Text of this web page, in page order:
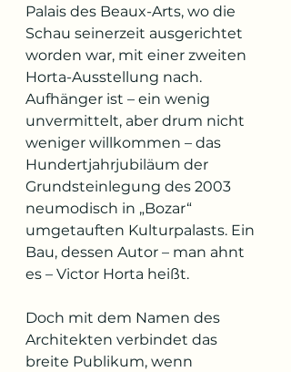
Palais des Beaux-Arts, wo die
Schau seinerzeit ausgerichtet
worden war, mit einer zweiten
Horta-Ausstellung nach.
Aufhänger ist – ein wenig
unvermittelt, aber drum nicht
weniger willkommen – das
Hundertjahrjubiläum der
Grundsteinlegung des 2003
neumodisch in „Bozar“
umgetauften Kulturpalasts. Ein
Bau, dessen Autor – man ahnt
es – Victor Horta heißt.
Doch mit dem Namen des
Architekten verbindet das
breite Publikum, wenn